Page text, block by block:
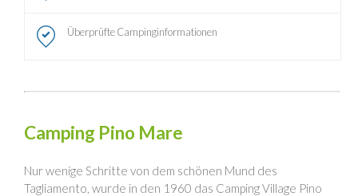
Überprüfte Campinginformationen
Camping Pino Mare
Nur wenige Schritte von dem schönen Mund des
Tagliamento, wurde in den 1960 das Camping Village Pino